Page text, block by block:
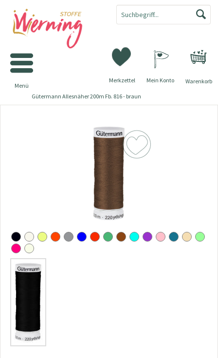
Warenkorb
Merkzettel Mein Konto
Menü
Gütermann Allesnäher 200m Fb. 816 - braun